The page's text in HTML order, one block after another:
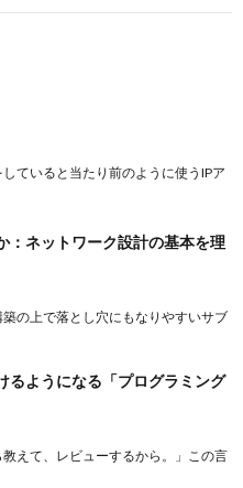
ていると当たり前のように使うIPア
：ネットワーク設計の基本を理
の上で落とし穴にもなりやすいサブ
るようになる「プログラミング
教えて、レビューするから。」この言